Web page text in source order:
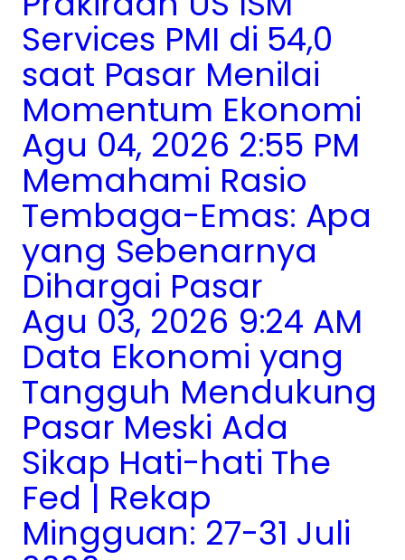
Services PMI di 54,0
saat Pasar Menilai
Momentum Ekonomi
Agu 04, 2026 2:55 PM
Memahami Rasio
Tembaga-Emas: Apa
yang Sebenarnya
Dihargai Pasar
Agu 03, 2026 9:24 AM
Data Ekonomi yang
Tangguh Mendukung
Pasar Meski Ada
Sikap Hati-hati The
Fed | Rekap
Mingguan: 27-31 Juli